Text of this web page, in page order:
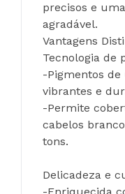
precisos e
agradável.
Vantagens
Tecnologia de
-Pigmentos
vibrantes e
-Permite
cabelos
tons.
Delicadeza e